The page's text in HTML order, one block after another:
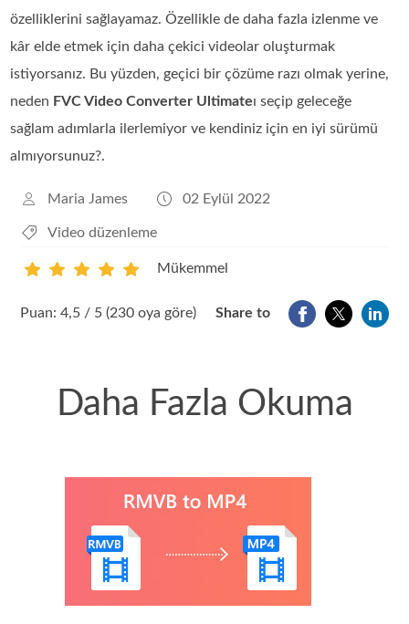
özelliklerini sağlayamaz. Özellikle de daha fazla izlenme ve
kâr elde etmek için daha çekici videolar oluşturmak
istiyorsanız. Bu yüzden, geçici bir çözüme razı olmak yerine,
neden FVC Video Converter Ultimateı seçip geleceğe
sağlam adımlarla ilerlemiyor ve kendiniz için en iyi sürümü
almıyorsunuz?.
Maria James 02 Eylül 2022
Video düzenleme
Mükemmel
Puan: 4,5 / 5 (230 oya göre) Share to
Daha Fazla Okuma